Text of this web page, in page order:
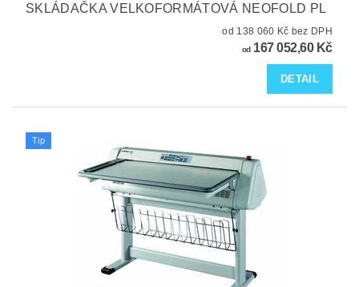
SKLÁDAČKA VELKOFORMÁTOVÁ NEOFOLD PL
od 138 060 Kč bez DPH
od167 052,60 Kč
DETAIL
Tip